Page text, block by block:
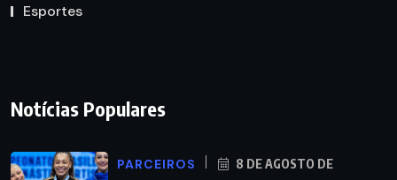
Esportes
Notícias Populares
PARCEIROS
8 DE AGOSTO DE